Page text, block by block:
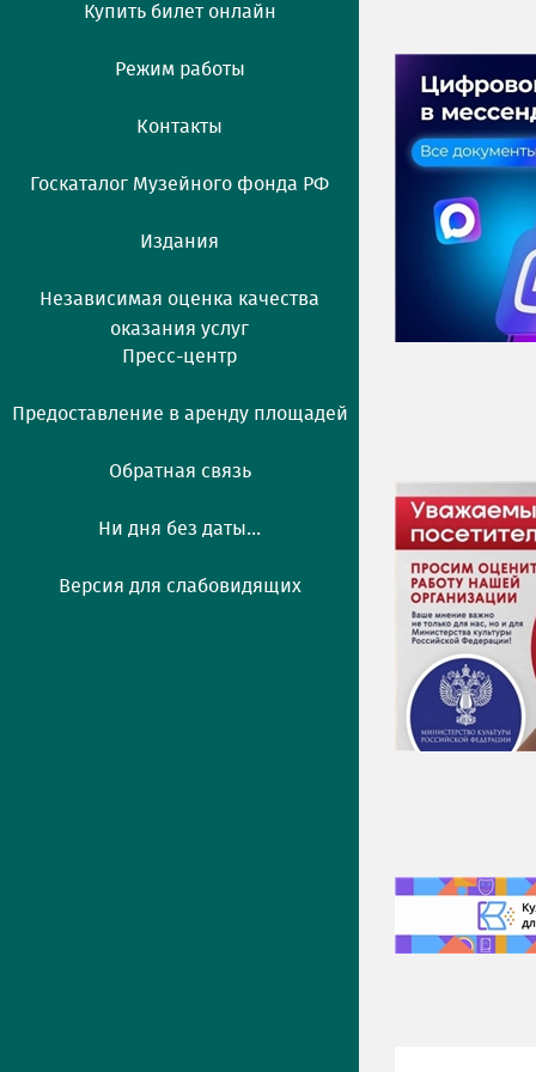
Купить билет онлайн
Режим работы
Контакты
Госкаталог Музейного фонда РФ
Издания
Независимая оценка качества
оказания услуг
Пресс-центр
Предоставление в аренду площадей
Обратная связь
Ни дня без даты...
Версия для слабовидящих